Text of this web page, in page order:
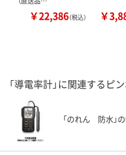
￥22,386（税込） ￥
「導電率計」に関連するピ
「のれん 防水」